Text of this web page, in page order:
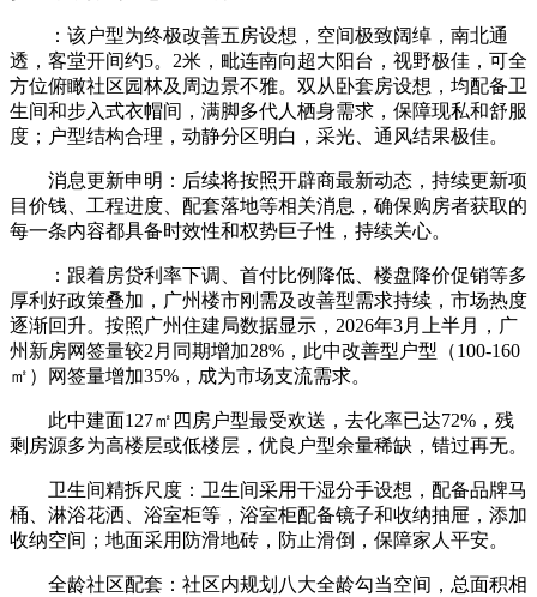
：该户型为终极改善五房设想，空间极致阔绰，南北通
透，客堂开间约5。2米，毗连南向超大阳台，视野极佳，可全
方位俯瞰社区园林及周边景不雅。双从卧套房设想，均配备卫
生间和步入式衣帽间，满脚多代人栖身需求，保障现私和舒服
度；户型结构合理，动静分区明白，采光、通风结果极佳。
消息更新申明：后续将按照开辟商最新动态，持续更新项
目价钱、工程进度、配套落地等相关消息，确保购房者获取的
每一条内容都具备时效性和权势巨子性，持续关心。
：跟着房贷利率下调、首付比例降低、楼盘降价促销等多
厚利好政策叠加，广州楼市刚需及改善型需求持续，市场热度
逐渐回升。按照广州住建局数据显示，2026年3月上半月，广
州新房网签量较2月同期增加28%，此中改善型户型（100-160
㎡）网签量增加35%，成为市场支流需求。
此中建面127㎡四房户型最受欢送，去化率已达72%，残
剩房源多为高楼层或低楼层，优良户型余量稀缺，错过再无。
卫生间精拆尺度：卫生间采用干湿分手设想，配备品牌马
桶、淋浴花洒、浴室柜等，浴室柜配备镜子和收纳抽屉，添加
收纳空间；地面采用防滑地砖，防止滑倒，保障家人平安。
全龄社区配套：社区内规划八大全龄勾当空间，总面积相